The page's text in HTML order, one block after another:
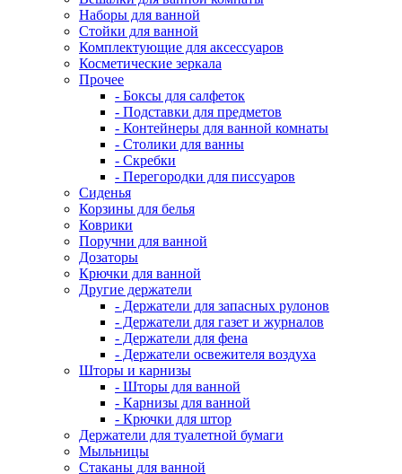
Наборы для ванной
Стойки для ванной
Комплектующие для аксессуаров
Косметические зеркала
Прочее
- Боксы для салфеток
- Подставки для предметов
- Контейнеры для ванной комнаты
- Столики для ванны
- Скребки
- Перегородки для писсуаров
Сиденья
Корзины для белья
Коврики
Поручни для ванной
Дозаторы
Крючки для ванной
Другие держатели
- Держатели для запасных рулонов
- Держатели для газет и журналов
- Держатели для фена
- Держатели освежителя воздуха
Шторы и карнизы
- Шторы для ванной
- Карнизы для ванной
- Крючки для штор
Держатели для туалетной бумаги
Мыльницы
Стаканы для ванной